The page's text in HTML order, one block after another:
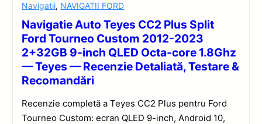
Navigatii, NAVIGATII FORD
Navigatie Auto Teyes CC2 Plus Split
Ford Tourneo Custom 2012-2023
2+32GB 9-inch QLED Octa-core 1.8Ghz
— Teyes — Recenzie Detaliată, Testare &
Recomandări
Recenzie completă a Teyes CC2 Plus pentru Ford
Tourneo Custom: ecran QLED 9-inch, Android 10,